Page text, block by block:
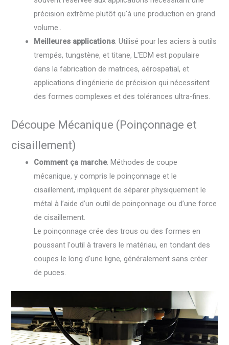
précision extrême plutôt qu'à une production en grand
volume..
Meilleures applications: Utilisé pour les aciers à outils
trempés, tungstène, et titane, L'EDM est populaire
dans la fabrication de matrices, aérospatial, et
applications d'ingénierie de précision qui nécessitent
des formes complexes et des tolérances ultra-fines.
Découpe Mécanique (Poinçonnage et
cisaillement)
Comment ça marche: Méthodes de coupe
mécanique, y compris le poinçonnage et le
cisaillement, impliquent de séparer physiquement le
métal à l’aide d’un outil de poinçonnage ou d’une force
de cisaillement.
Le poinçonnage crée des trous ou des formes en
poussant l'outil à travers le matériau, en tondant des
coupes le long d'une ligne, généralement sans créer
de puces.